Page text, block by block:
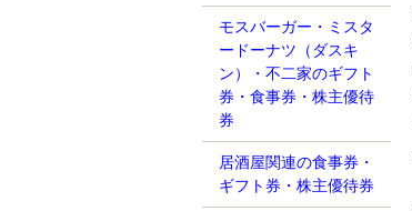
モスバーガー・ミスタ
ードーナツ（ダスキ
ン）・不二家のギフト
券・食事券・株主優待
券
居酒屋関連の食事券・
ギフト券・株主優待券